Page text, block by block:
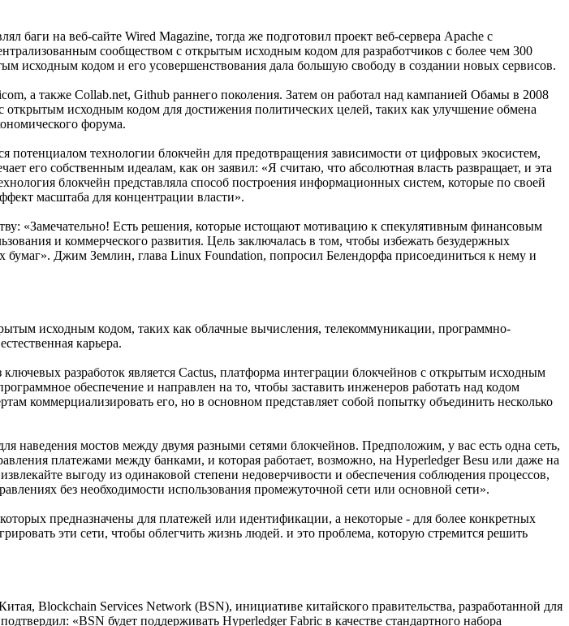
на веб-сайте Wired Magazine, тогда же подготовил проект веб-сервера Apache с
сообществом с открытым исходным кодом для разработчиков с более чем 300
исходным кодом и его усовершенствования дала большую свободу в создании новых сервисов.
а также Collab.net, Github раннего поколения. Затем он работал над кампанией Обамы в 2008
открытым исходным кодом для достижения политических целей, таких как улучшение обмена
форума.
потенциалом технологии блокчейн для предотвращения зависимости от цифровых экосистем,
его собственным идеалам, как он заявил: «Я считаю, что абсолютная власть развращает, и эта
блокчейн представляла способ построения информационных систем, которые по своей
масштаба для концентрации власти».
«Замечательно! Есть решения, которые истощают мотивацию к спекулятивным финансовым
и коммерческого развития. Цель заключалась в том, чтобы избежать безудержных
Джим Землин, глава Linux Foundation, попросил Белендорфа присоединиться к нему и
исходным кодом, таких как облачные вычисления, телекоммуникации, программно-
карьера.
разработок является Cactus, платформа интеграции блокчейнов с открытым исходным
обеспечение и направлен на то, чтобы заставить инженеров работать над кодом
коммерциализировать его, но в основном представляет собой попытку объединить несколько
наведения мостов между двумя разными сетями блокчейнов. Предположим, у вас есть одна сеть,
платежами между банками, и которая работает, возможно, на Hyperledger Besu или даже на
выгоду из одинаковой степени недоверчивости и обеспечения соблюдения процессов,
без необходимости использования промежуточной сети или основной сети».
предназначены для платежей или идентификации, а некоторые - для более конкретных
эти сети, чтобы облегчить жизнь людей. и это проблема, которую стремится решить
Blockchain Services Network (BSN), инициативе китайского правительства, разработанной для
«BSN будет поддерживать Hyperledger Fabric в качестве стандартного набора